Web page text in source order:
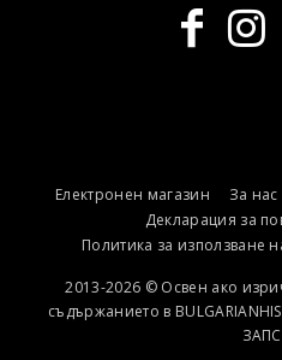
Електронен магазин За нас
Декларация за
Политика за използване
2013-2026 © Освен ако
съдържанието в